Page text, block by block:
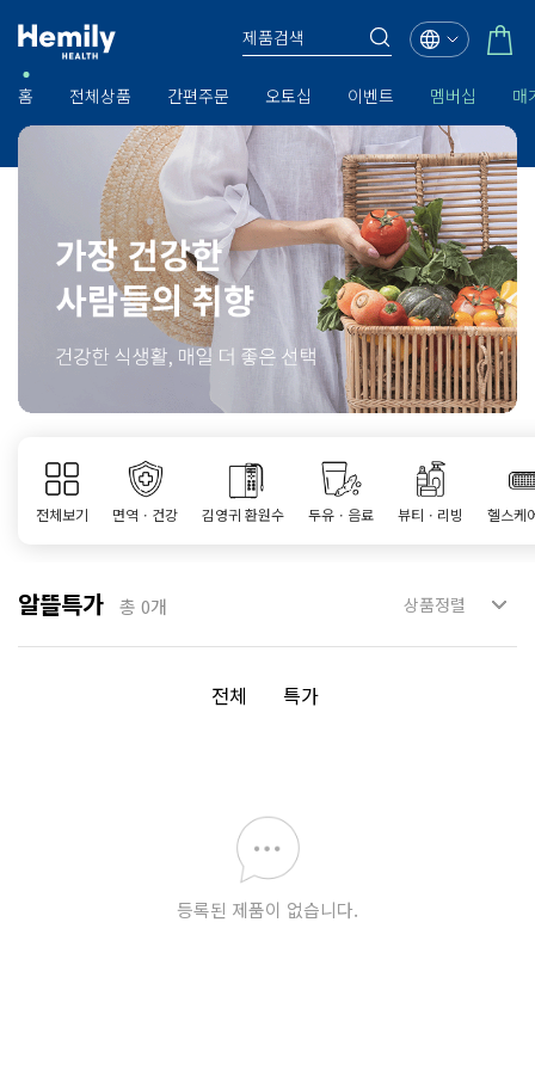
홈 전체상품 간편주문 오토십 이벤트 멤버십 매
전체보기 면역ㆍ건강 김영귀 환원수 두유ㆍ음료 뷰티ㆍ리빙 헬스케
알뜰특가 총 0개
전체 특가
등록된 제품이 없습니다.